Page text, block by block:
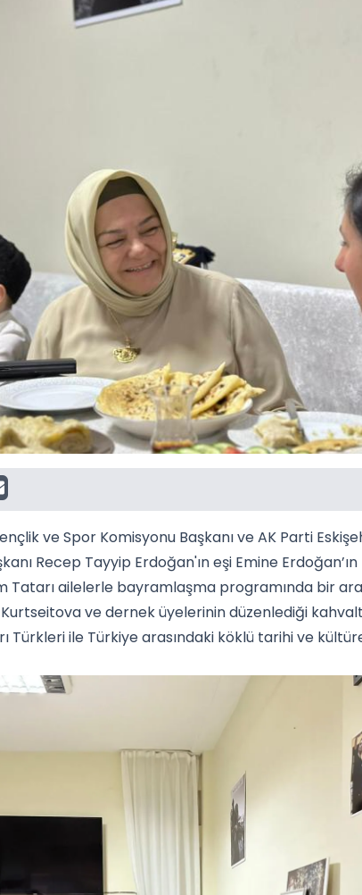
ve Spor Komisyonu Başkanı ve AK Parti
Recep Tayyip Erdoğan'ın eşi Emine
Tatarı ailelerle bayramlaşma programında bir
ve dernek üyelerinin düzenlediği
Türkleri ile Türkiye arasındaki köklü tarihi ve